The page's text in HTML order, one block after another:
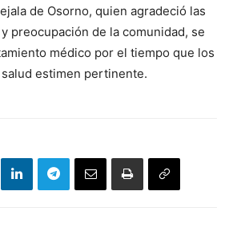
de Osorno, quien agradeció las
preocupación de la comunidad, se
médico por el tiempo que los
estimen pertinente.